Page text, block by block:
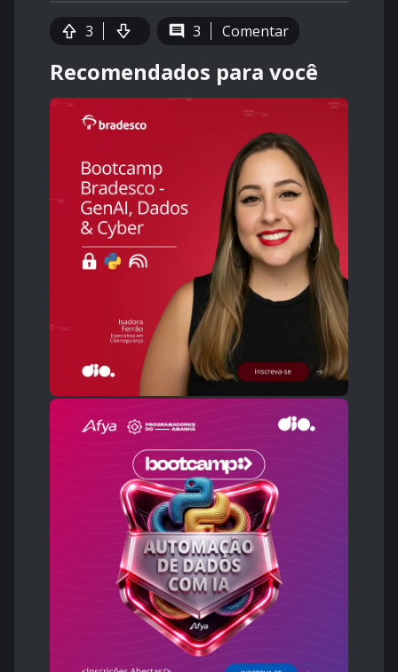
3 3 Comentar
Recomendados para você